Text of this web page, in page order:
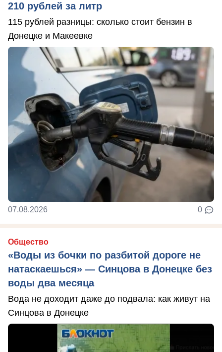
210 рублей за литр
115 рублей разницы: сколько стоит бензин в
Донецке и Макеевке
07.08.2026 0
Общество
«Воды из бочки по разбитой дороге не
натаскаешься» — Синцова в Донецке без
воды два месяца
Вода не доходит даже до подвала: как живут на
Синцова в Донецке